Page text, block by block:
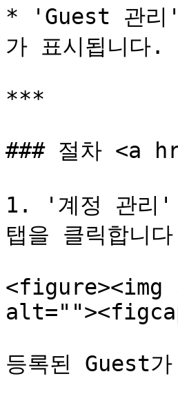
* 'Guest 관리'
가 표시됩니다.
***
### 절차 <a
1. '계정 관리'
탭을 클릭합니
<figure><img
등록된 Guest